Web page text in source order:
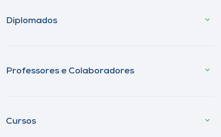
Diplomados
Professores e Colaboradores
Cursos